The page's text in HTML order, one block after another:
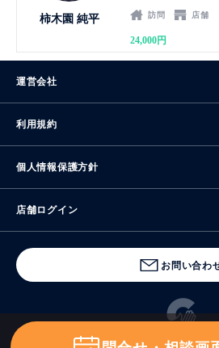
柿木園 純平
訪問
店舗
24,000円
運営会社
利用規約
個人情報保護方針
店舗ログイン
お問い合わ